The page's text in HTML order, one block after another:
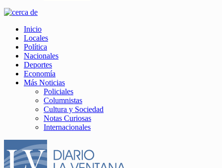
Inicio
Locales
Política
Nacionales
Deportes
Economía
Más Noticias
Policiales
Columnistas
Cultura y Sociedad
Notas Curiosas
Internacionales